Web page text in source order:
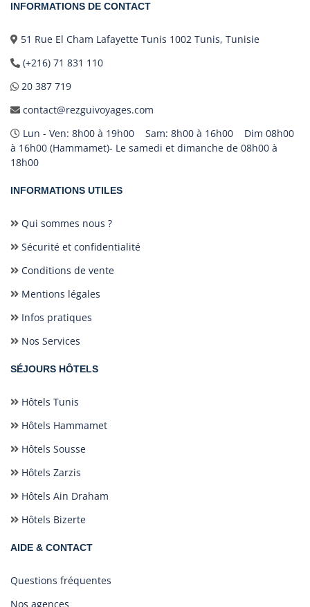
INFORMATIONS DE CONTACT
51 Rue El Cham Lafayette Tunis 1002 Tunis, Tunisie
(+216) 71 831 110
20 387 719
contact@rezguivoyages.com
Lun - Ven: 8h00 à 19h00 Sam: 8h00 à 16h00 Dim 08h00
à 16h00 (Hammamet)- Le samedi et dimanche de 08h00 à
18h00
INFORMATIONS UTILES
Qui sommes nous ?
Sécurité et confidentialité
Conditions de vente
Mentions légales
Infos pratiques
Nos Services
SÉJOURS HÔTELS
Hôtels Tunis
Hôtels Hammamet
Hôtels Sousse
Hôtels Zarzis
Hôtels Ain Draham
Hôtels Bizerte
AIDE & CONTACT
Questions fréquentes
Nos agences